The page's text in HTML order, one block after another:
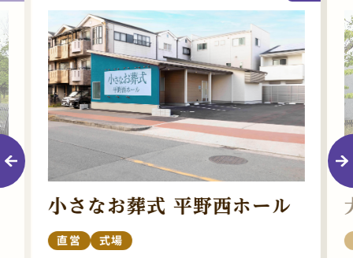
小さなお葬式 平野西ホール
直営 式場